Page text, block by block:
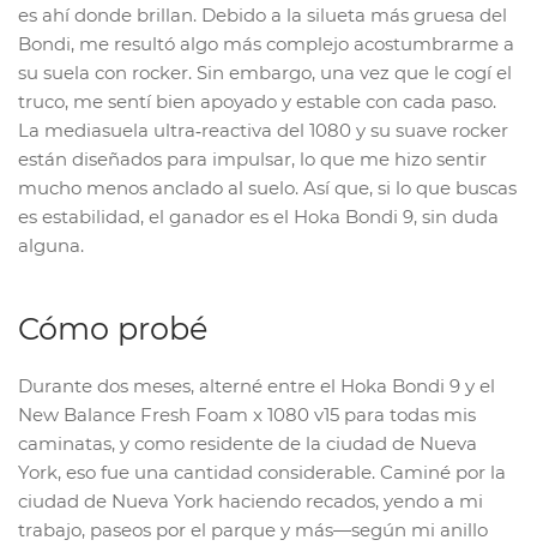
es ahí donde brillan. Debido a la silueta más gruesa del
Bondi, me resultó algo más complejo acostumbrarme a
su suela con rocker. Sin embargo, una vez que le cogí el
truco, me sentí bien apoyado y estable con cada paso.
La mediasuela ultra‑reactiva del 1080 y su suave rocker
están diseñados para impulsar, lo que me hizo sentir
mucho menos anclado al suelo. Así que, si lo que buscas
es estabilidad, el ganador es el Hoka Bondi 9, sin duda
alguna.
Cómo probé
Durante dos meses, alterné entre el Hoka Bondi 9 y el
New Balance Fresh Foam x 1080 v15 para todas mis
caminatas, y como residente de la ciudad de Nueva
York, eso fue una cantidad considerable. Caminé por la
ciudad de Nueva York haciendo recados, yendo a mi
trabajo, paseos por el parque y más—según mi anillo